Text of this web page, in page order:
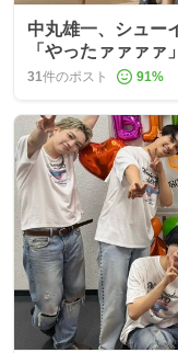
中丸雄一、シュー
「やったァァァァ」
31件のポスト 91%